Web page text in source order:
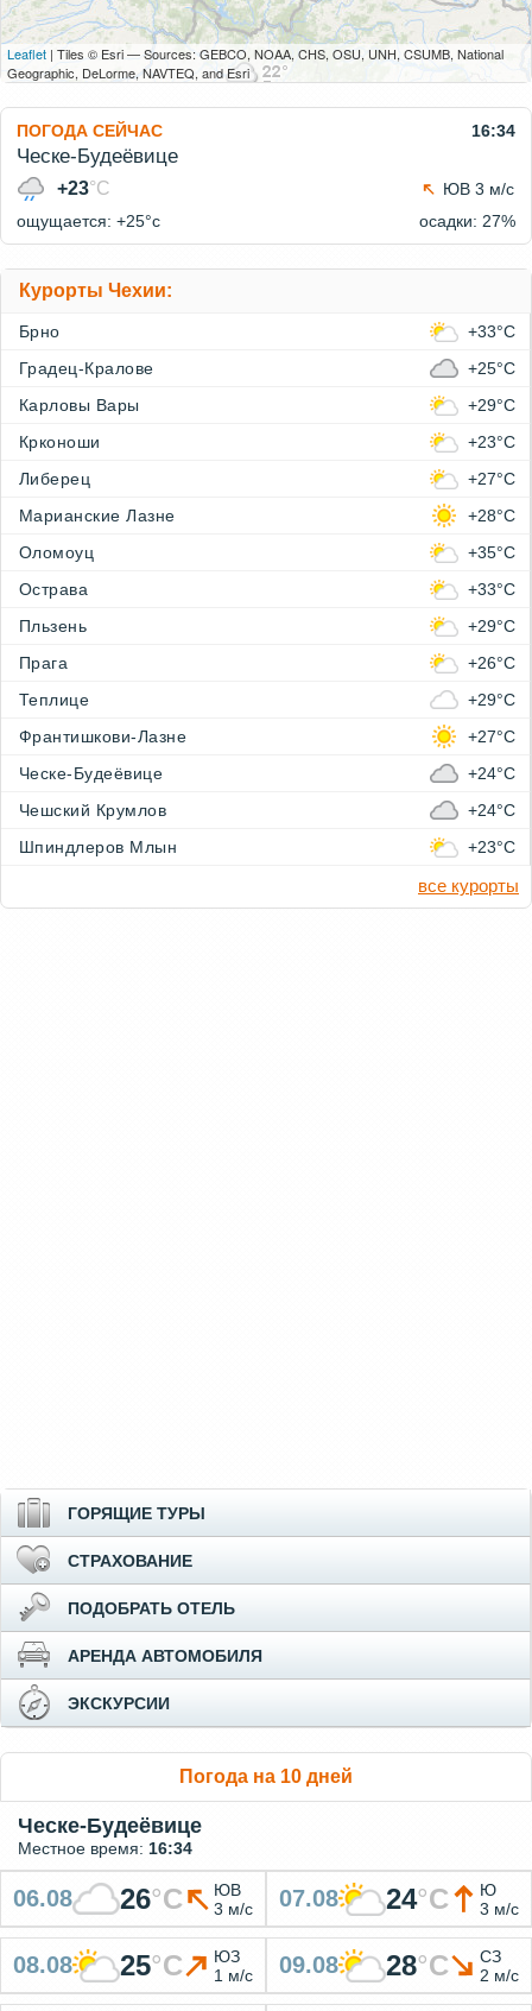
Leaflet | Tiles © Esri — Sources: GEBCO, NOAA, CHS, OSU, UNH, CSUMB, National
Geographic, DeLorme, NAVTEQ, and Esri
ПОГОДА СЕЙЧАС 16:34
Ческе-Будеёвице
+23°C
ЮВ 3 м/с
ощущается: +25°c
осадки: 27%
Курорты Чехии:
Брно
+33°C
Градец-Кралове
+25°C
Карловы Вары
+29°C
Крконоши
+23°C
Либерец
+27°C
Марианские Лазне
+28°C
Оломоуц
+35°C
Острава
+33°C
Пльзень
+29°C
Прага
+26°C
Теплице
+29°C
Франтишкови-Лазне
+27°C
Ческе-Будеёвице
+24°C
Чешский Крумлов
+24°C
Шпиндлеров Млын
+23°C
все курорты
ГОРЯЩИЕ ТУРЫ
СТРАХОВАНИЕ
ПОДОБРАТЬ ОТЕЛЬ
АРЕНДА АВТОМОБИЛЯ
ЭКСКУРСИИ
Погода на 10 дней
Ческе-Будеёвице
Местное время: 16:34
06.08 26°C
ЮВ
3 м/с
07.08 24°C
Ю
3 м/с
08.08 25°C
ЮЗ
1 м/с
09.08 28°C
СЗ
2 м/с